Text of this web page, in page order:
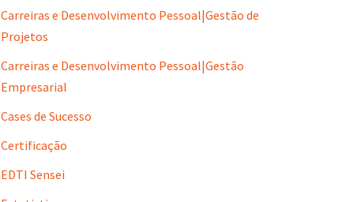
Carreiras e Desenvolvimento Pessoal|Gestão de
Projetos
Carreiras e Desenvolvimento Pessoal|Gestão
Empresarial
Cases de Sucesso
Certificação
EDTI Sensei